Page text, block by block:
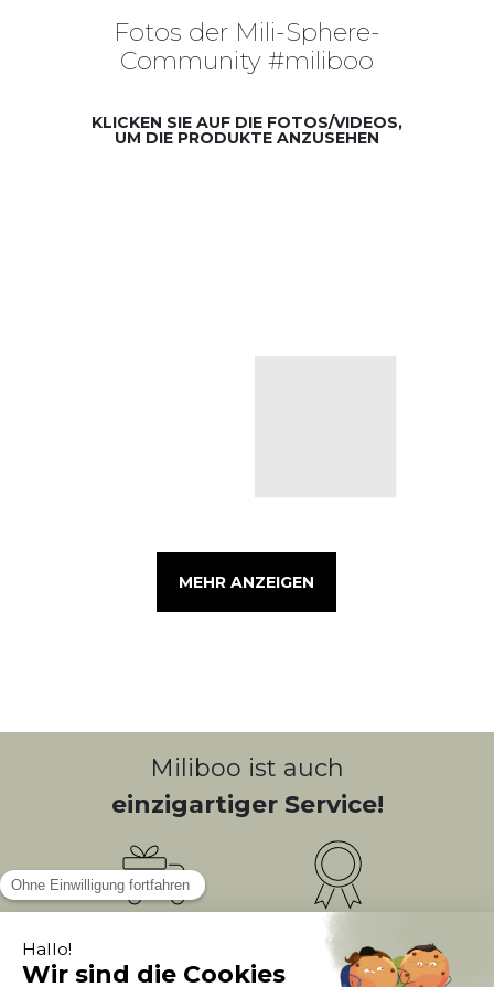
Fotos der Mili-Sphere-
Community #miliboo
KLICKEN SIE AUF DIE FOTOS/VIDEOS,
UM DIE PRODUKTE ANZUSEHEN
MEHR ANZEIGEN
Miliboo ist auch
einzigartiger Service!
Bonusprogramm
PUNKTE = 5